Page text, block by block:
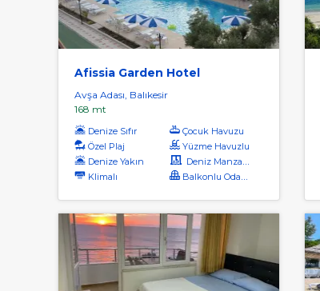
Afissia Garden Hotel
Avşa Adası, Balıkesir
168 mt
Denize Sıfır
Çocuk Havuzu
Özel Plaj
Yüzme Havuzlu
Denize Yakın
Deniz Manzaralı
Klimalı
Balkonlu Odalar